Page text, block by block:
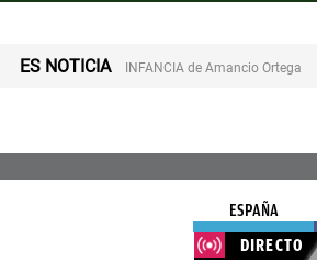
ES NOTICIA INFANCIA de Amancio Ortega
ESPAÑA
DIRECTO